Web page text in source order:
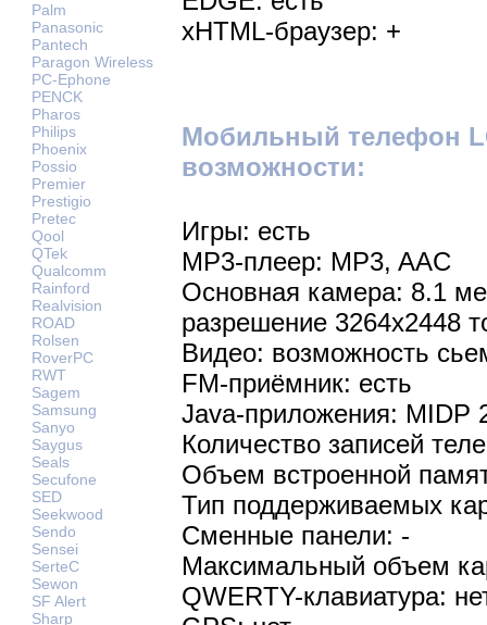
Palm
Panasonic
Pantech
Paragon Wireless
PC-Ephone
PENCK
Pharos
Philips
Phoenix
Possio
Premier
Prestigio
Pretec
Qool
QTek
Qualcomm
Rainford
Realvision
ROAD
Rolsen
RoverPC
RWT
Sagem
Samsung
Sanyo
Saygus
Seals
Secufone
SED
Seekwood
Sendo
Sensei
SerteC
Sewon
SF Alert
Sharp
xHTML-браузер: +
Мобильный телефон
возможности:
Игры: есть
MP3-плеер: MP3, AAC
Основная камера: 8.1
разрешение 3264x2448
Видео: возможность
FM-приёмник: есть
Java-приложения: MIDP
Количество записей
Объем встроенной
Тип поддерживаемых
Сменные панели: -
Максимальный объем
QWERTY-клавиатура: